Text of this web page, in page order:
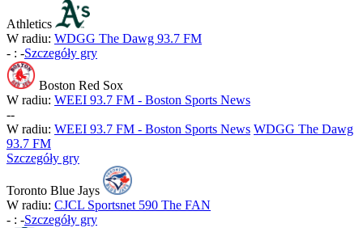
Athletics
W radiu: WDGG The Dawg 93.7 FM
- : -Szczegóły gry
Boston Red Sox
W radiu: WEEI 93.7 FM - Boston Sports News
--
W radiu: WEEI 93.7 FM - Boston Sports News WDGG The Dawg
93.7 FM
Szczegóły gry
Toronto Blue Jays
W radiu: CJCL Sportsnet 590 The FAN
- : -Szczegóły gry